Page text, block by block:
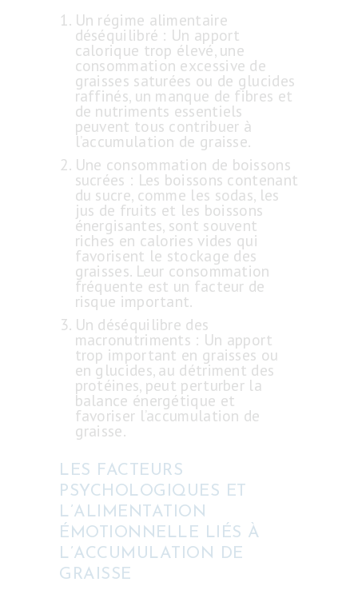
Un régime alimentaire
déséquilibré : Un apport
calorique trop élevé, une
consommation excessive de
graisses saturées ou de glucides
raffinés, un manque de fibres et
de nutriments essentiels
peuvent tous contribuer à
l’accumulation de graisse.
Une consommation de boissons
sucrées : Les boissons contenant
du sucre, comme les sodas, les
jus de fruits et les boissons
énergisantes, sont souvent
riches en calories vides qui
favorisent le stockage des
graisses. Leur consommation
fréquente est un facteur de
risque important.
Un déséquilibre des
macronutriments : Un apport
trop important en graisses ou
en glucides, au détriment des
protéines, peut perturber la
balance énergétique et
favoriser l’accumulation de
graisse.
LES FACTEURS
PSYCHOLOGIQUES ET
L’ALIMENTATION
ÉMOTIONNELLE LIÉS À
L’ACCUMULATION DE
GRAISSE